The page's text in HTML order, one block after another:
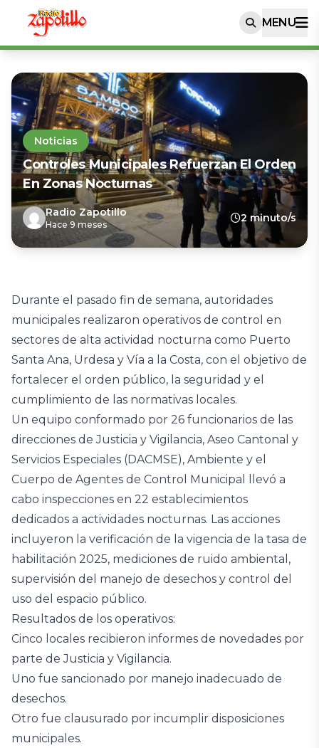
MENU
Noticias
Controles Municipales Refuerzan El Orden
En Zonas Nocturnas
Radio Zapotillo
Hace 9 meses
2 minuto/s
Durante el pasado fin de semana, autoridades
municipales realizaron operativos de control en
sectores de alta actividad nocturna como Puerto
Santa Ana, Urdesa y Vía a la Costa, con el objetivo de
fortalecer el orden público, la seguridad y el
cumplimiento de las normativas locales.‎‎
Un equipo conformado por 26 funcionarios de las
direcciones de Justicia y Vigilancia, Aseo Cantonal y
Servicios Especiales (DACMSE), Ambiente y el
Cuerpo de Agentes de Control Municipal llevó a
cabo inspecciones en 22 establecimientos
dedicados a actividades nocturnas. Las acciones
incluyeron la verificación de la vigencia de la tasa de
habilitación 2025, mediciones de ruido ambiental,
supervisión del manejo de desechos y control del
uso del espacio público.‎
Resultados de los operativos:
Cinco locales recibieron informes de novedades por
parte de Justicia y Vigilancia.‎
Uno fue sancionado por manejo inadecuado de
desechos.
‎Otro fue clausurado por incumplir disposiciones
municipales.‎ ‎‎